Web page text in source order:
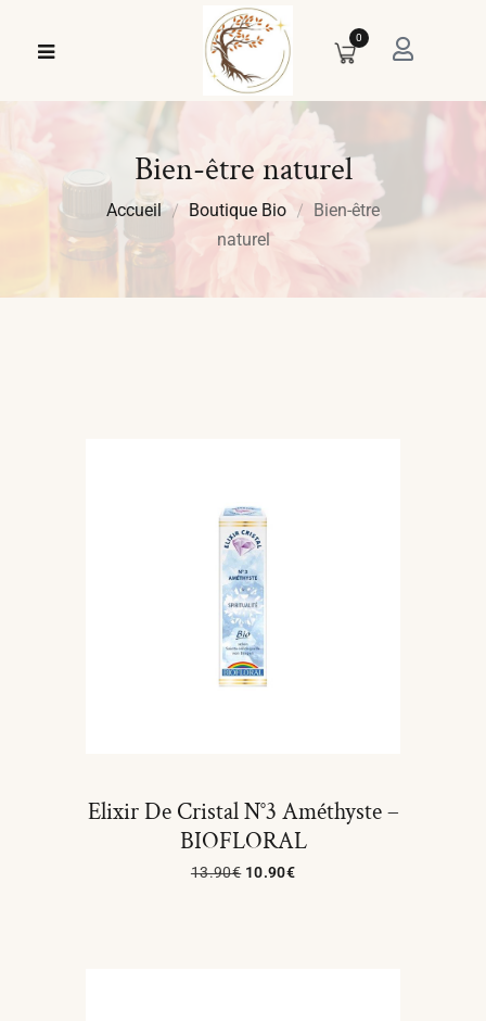
0
Bien-être naturel
Accueil Boutique Bio
Bien-être
naturel
Elixir De Cristal N°3 Améthyste –
BIOFLORAL
13.90€ 10.90€